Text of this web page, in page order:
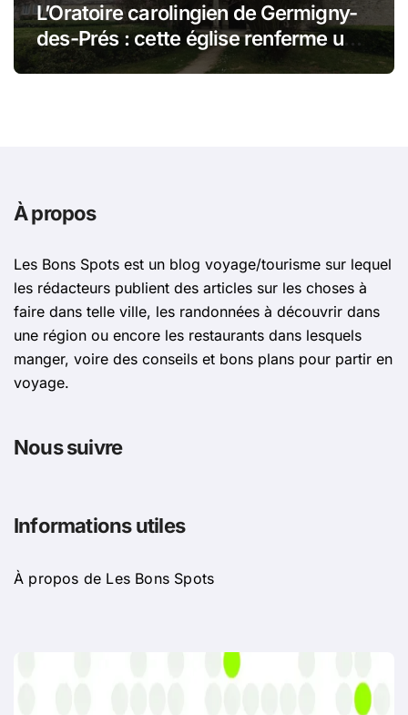
L’Oratoire carolingien de Germigny-
des-Prés : cette église renferme une
magnifique mosaïque carolingienne
À propos
Les Bons Spots est un blog voyage/tourisme sur lequel
les rédacteurs publient des articles sur les choses à
faire dans telle ville, les randonnées à découvrir dans
une région ou encore les restaurants dans lesquels
manger, voire des conseils et bons plans pour partir en
voyage.
Nous suivre
Informations utiles
À propos de Les Bons Spots